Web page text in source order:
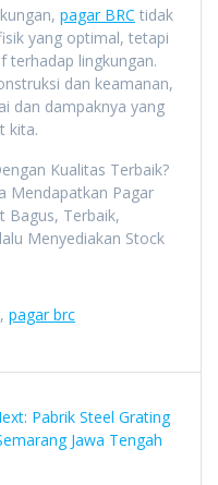
pagar BRC tidak
yang optimal, tetapi
terhadap lingkungan.
dan keamanan,
dan dampaknya yang
kita.
Kualitas Terbaik?
Mendapatkan Pagar
Bagus, Terbaik,
Menyediakan Stock
, pagar brc
Next
post:
Pabrik Steel Grating
Jawa Tengah